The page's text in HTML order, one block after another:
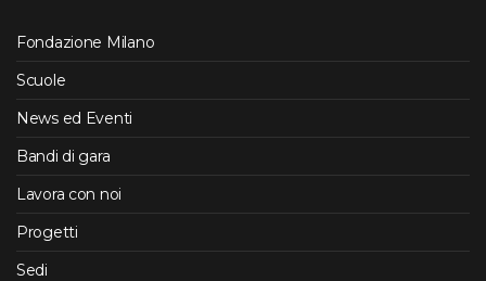
Fondazione Milano
Scuole
News ed Eventi
Bandi di gara
Lavora con noi
Progetti
Sedi